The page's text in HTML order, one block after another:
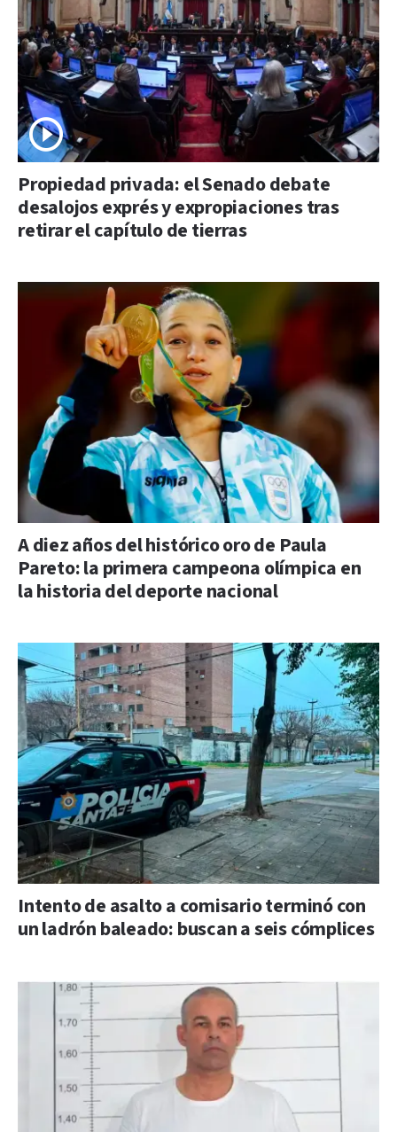
Propiedad privada: el Senado debate
desalojos exprés y expropiaciones tras
retirar el capítulo de tierras
A diez años del histórico oro de Paula
Pareto: la primera campeona olímpica en
la historia del deporte nacional
Intento de asalto a comisario terminó con
un ladrón baleado: buscan a seis cómplices